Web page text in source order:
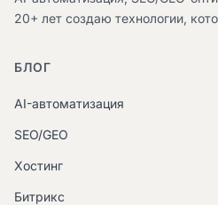
20+ лет создаю технологии,
БЛОГ
AI-автоматизация
SEO/GEO
Хостинг
Битрикс